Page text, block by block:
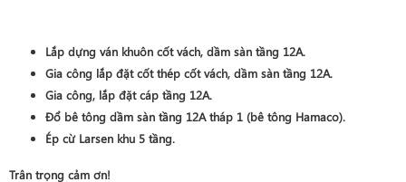
Lắp dựng ván khuôn cốt vách, dầm sàn tầng 12A.
Gia công lắp đặt cốt thép cốt vách, dầm sàn tầng 12A.
Gia công, lắp đặt cáp tầng 12A.
Đổ bê tông dầm sàn tầng 12A tháp 1 (bê tông Hamaco).
Ép cừ Larsen khu 5 tầng.
Trân trọng cảm ơn!